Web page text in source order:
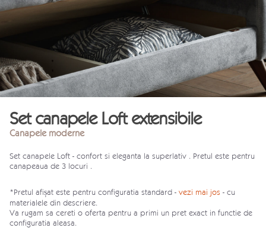
Set canapele Loft extensibile
Canapele moderne
Set canapele Loft - confort si eleganta la superlativ . Pretul este pentru
canapeaua de 3 locuri .
*Pretul afișat este pentru configuratia standard - vezi mai jos - cu
materialele din descriere.
Va rugam sa cereti o oferta pentru a primi un pret exact in functie de
configuratia aleasa.